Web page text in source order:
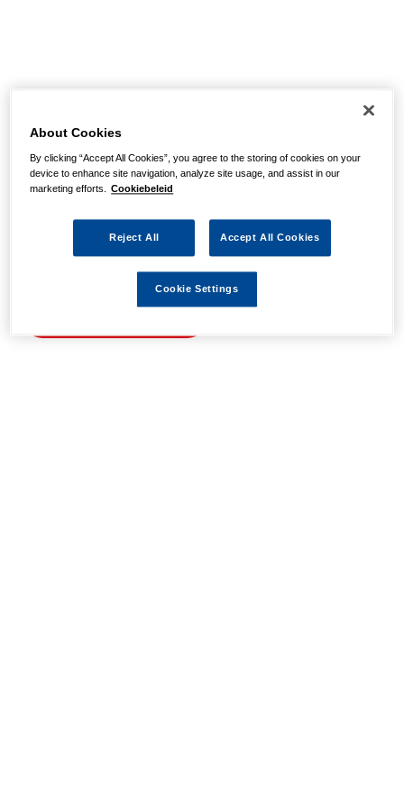
pagina niet kunnen
vinden
Wellicht zit er een spel- of typfout in de URL of is de
actie waarnaar u zocht al verlopen. We hopen u weer op
About Cookies
By clicking “Accept All Cookies”, you agree to the storing of cookies on your
device to enhance site navigation, analyze site usage, and assist in our
marketing efforts. Cookiebeleid
Reject All Accept All Cookies
Cookie Settings